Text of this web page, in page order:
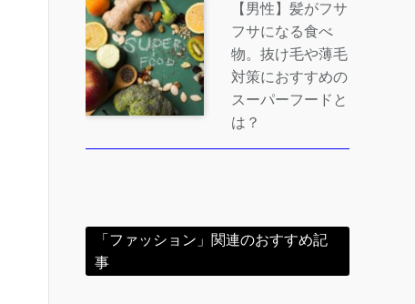
【男性】髪がフサ
フサになる食べ
物。抜け毛や薄毛
対策におすすめの
スーパーフードと
は？
「ファッション」関連のおすすめ記
事